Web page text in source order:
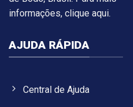
informações, clique aqui.
AJUDA RÁPIDA
Central de Ajuda